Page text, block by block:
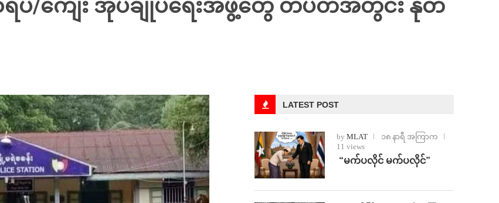
ပ်/ကျေး အုပ်ချုပ်ရေးအဖွဲ့တွေ တပတ်အတွင်း နုတ်
LATEST POST
by MLAT
၁၈ နာရီ အကြာက
11 views
⁨ ⁨“မက်ပလိုင် မက်ပလိုင်”